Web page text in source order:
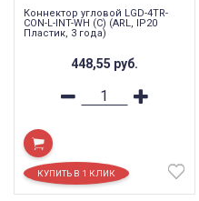
Коннектор угловой LGD-4TR-
CON-L-INT-WH (C) (ARL, IP20
Пластик, 3 года)
448,55 руб.